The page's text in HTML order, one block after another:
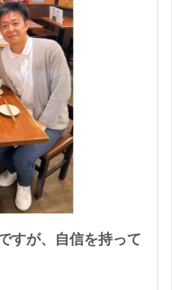
すが、自信を持って